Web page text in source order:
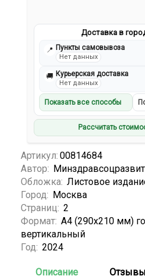
Доставка в
📍 Пункты самовывоза
Нет данных
🚚 Курьерская доставка
Нет данных
Показать все способы
Рассчитать
Артикул: 00814684
Автор:
Обложка: Листовое
Город: Москва
Страниц: 2
Формат: А4 (290х210 мм)
вертикальный
Год: 2024
Описание Отзывы